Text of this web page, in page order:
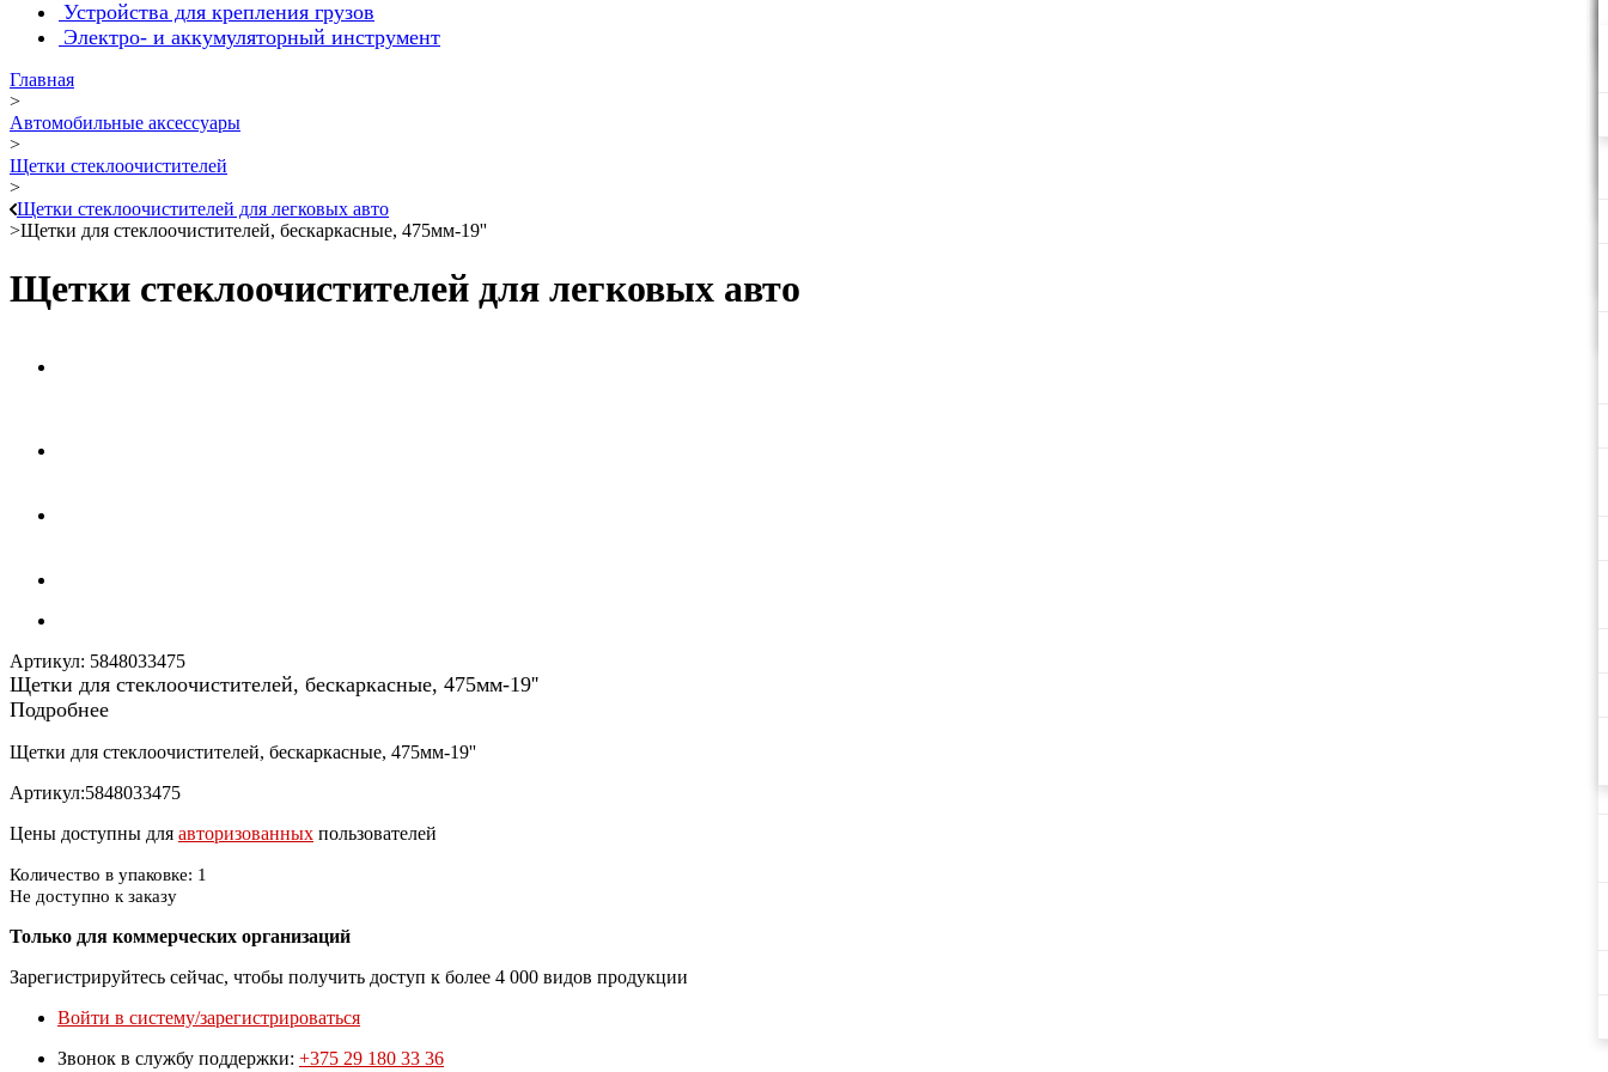
Устройства для крепления грузов
Электро- и аккумуляторный инструмент
Главная
>
Автомобильные аксессуары
>
Щетки стеклоочистителей
>
Щетки стеклоочистителей для легковых авто
>Щетки для стеклоочистителей, бескаркасные, 475мм-19''
Щетки стеклоочистителей для легковых авто
Артикул: 5848033475
Щетки для стеклоочистителей, бескаркасные, 475мм-19''
Подробнее
Щетки для стеклоочистителей, бескаркасные, 475мм-19''
Артикул:5848033475
Цены доступны для авторизованных пользователей
Количество в упаковке: 1
Не доступно к заказу
Только для коммерческих организаций
Зарегистрируйтесь сейчас, чтобы получить доступ к более 4 000 видов продукции
Войти в систему/зарегистрироваться
Звонок в службу поддержки: +375 29 180 33 36